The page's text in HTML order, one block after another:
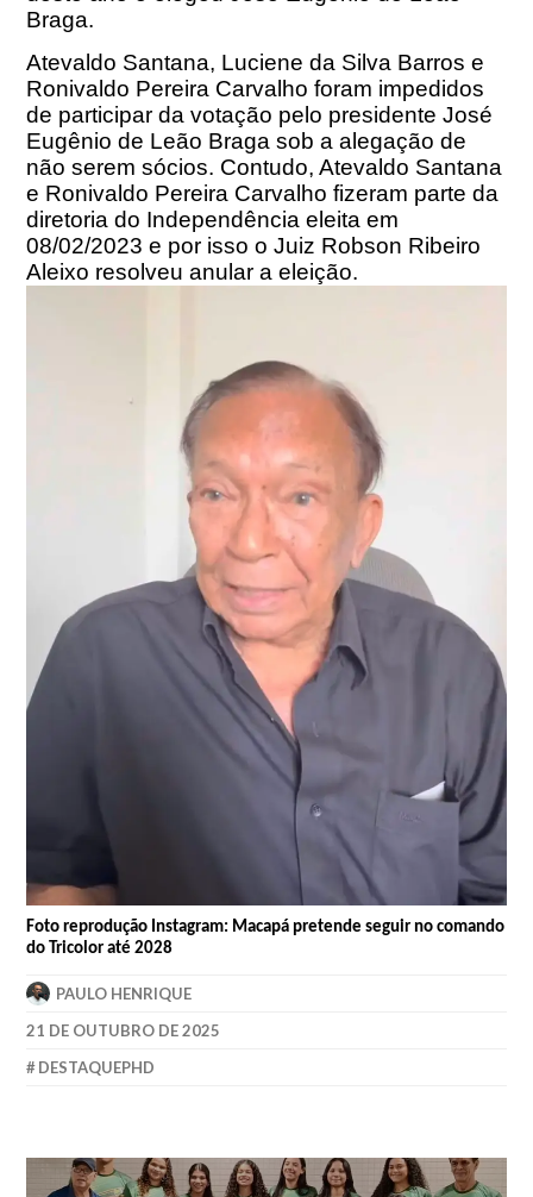
Braga.
Atevaldo Santana, Luciene da Silva Barros e
Ronivaldo Pereira Carvalho foram impedidos
de participar da votação pelo presidente José
Eugênio de Leão Braga sob a alegação de
não serem sócios. Contudo, Atevaldo Santana
e Ronivaldo Pereira Carvalho fizeram parte da
diretoria do Independência eleita em
08/02/2023 e por isso o Juiz Robson Ribeiro
Aleixo resolveu anular a eleição.
Foto reprodução Instagram: Macapá pretendeseguir no comando
do Tricolor até 2028
PAULO HENRIQUE
21 DE OUTUBRO DE 2025
DESTAQUEPHD